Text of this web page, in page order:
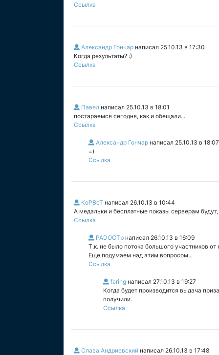
Ссылка
Александр Гончар написал 25.10.13 в 17:30
Когда результаты? :)
Ссылка
Павел написал 25.10.13 в 18:01
постараемся сегодня, как и обещали...
Ссылка
Александр Гончар написал 25.10.13 в 18:07
=)
Ссылка
KoPBeT написал 26.10.13 в 10:44
А медальки и бесплатные показы серверам будут,
Ссылка
PADOCTb написал 26.10.13 в 16:09
Т.к. не было потока большого участников от
Еще подумаем над этим вопросом...
Ссылка
faring написал 27.10.13 в 19:27
Когда будет производится выдача
получили.
Ссылка
Слава Андриевский написал 26.10.13 в 17:48